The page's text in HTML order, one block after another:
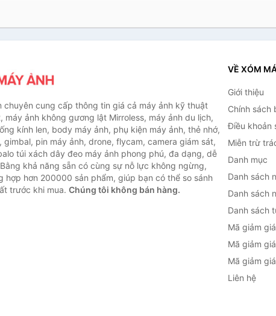
chuyên cung cấp thông tin giá cả máy ảnh kỹ thuật
máy ảnh không gương lật Mirroless, máy ảnh du lịch,
kính len, body máy ảnh, phụ kiện máy ảnh, thẻ nhớ,
gimbal, pin máy ảnh, drone, flycam, camera giám sát,
túi xách dây đeo máy ảnh phong phú, đa dạng, dễ
khả năng sẵn có cùng sự nỗ lực không ngừng,
hợp hơn 200000 sản phẩm, giúp bạn có thể so sánh
trước khi mua. Chúng tôi không bán hàng.
VỀ XÓM
Giới thiệu
Chính sách
Điều khoản
Miễn trừ
Danh mục
Danh sách
Danh sách
Danh sách
Mã giảm
Mã giảm
Mã giảm
Liên hệ